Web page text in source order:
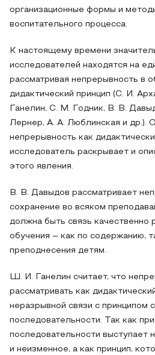
организационные формы и
воспитательного процесса.
К настоящему времени
исследователей находятся на
рассматривая непрерывность в
дидактический принцип (С. И.
Ганелин, С. М. Годник, В. В.
Лернер, А. А. Люблинская и др.).
непрерывность как
исследователь раскрывает и
этого явления.
В. В. Давыдов рассматривает
сохранение во всяком
должна быть связь качественно
обучения – как по содержанию,
преподнесения детям.
Ш. И. Ганелин считает, что
рассматривать как
неразрывной связи с принципом
последовательности. Так как
последовательности выступает
и неизменное, а как принцип,